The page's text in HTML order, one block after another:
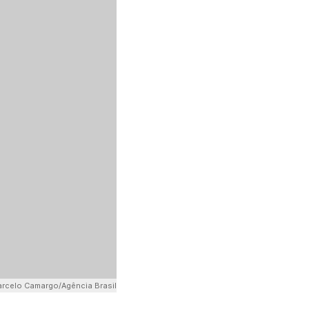
Camargo/Agência Brasil